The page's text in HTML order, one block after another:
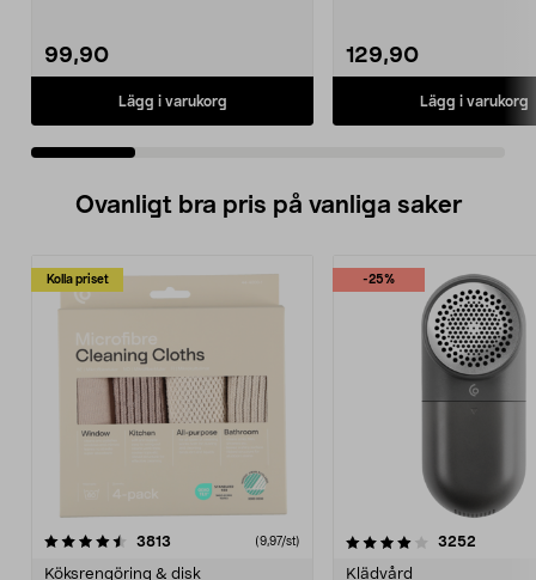
99,90
Lägg i varukorg
129,90
Lägg i varukorg
Ovanligt bra pris på vanliga saker
Kolla priset
3813 (9,97/st)
Köksrengöring & disk
-25%
4.0av 5 stjärnor 3252
Klädvård
4.5av 5 stjärnor